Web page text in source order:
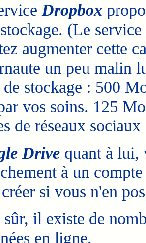
Dropbox
(Le
augmenter cette
un peu malin
de stockage : 500
vos soins. 125
de réseaux
Drivequant à lui,
à un
si vous n'en
il existe de
en ligne.